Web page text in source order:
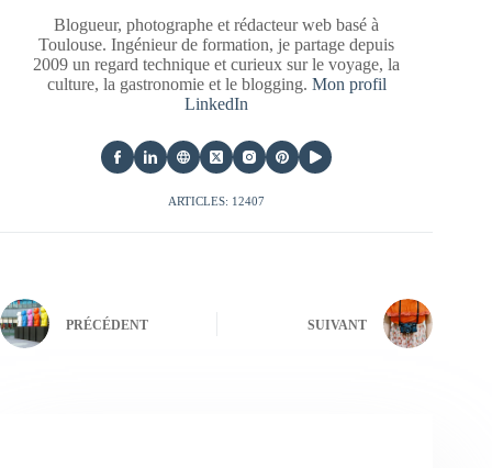
Blogueur, photographe et rédacteur web basé à
Toulouse. Ingénieur de formation, je partage depuis
2009 un regard technique et curieux sur le voyage, la
culture, la gastronomie et le blogging. Mon profil
LinkedIn
ARTICLES: 12407
PRÉCÉDENT SUIVANT